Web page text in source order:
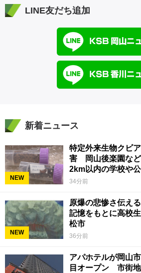
LINE友だち追加
新着ニュース
NEW
特定外来生物クビ
害 岡山後楽園な
2km以内の学校や
34分前
NEW
原爆の悲惨さ伝え
記憶をもとに高校
松市
36分前
アパホテルが岡山
目オープン 市街